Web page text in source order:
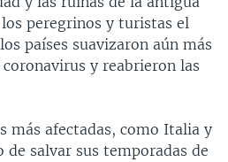
peregrinos y turistas el
países suavizaron aún más
y reabrieron las
más afectadas, como Italia y
de salvar sus temporadas de